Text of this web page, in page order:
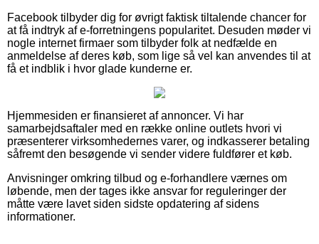
Facebook tilbyder dig for øvrigt faktisk tiltalende chancer for
at få indtryk af e-forretningens popularitet. Desuden møder vi
nogle internet firmaer som tilbyder folk at nedfælde en
anmeldelse af deres køb, som lige så vel kan anvendes til at
få et indblik i hvor glade kunderne er.
Hjemmesiden er finansieret af annoncer. Vi har
samarbejdsaftaler med en række online outlets hvori vi
præsenterer virksomhedernes varer, og indkasserer betaling
såfremt den besøgende vi sender videre fuldfører et køb.
Anvisninger omkring tilbud og e-forhandlere værnes om
løbende, men der tages ikke ansvar for reguleringer der
måtte være lavet siden sidste opdatering af sidens
informationer.